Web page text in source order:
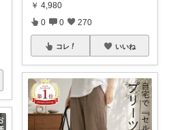
￥ 4,980
0 0 270
コレ いいね